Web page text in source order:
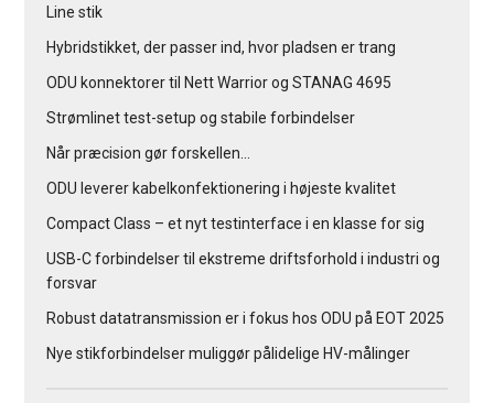
Line stik
Hybridstikket, der passer ind, hvor pladsen er trang
ODU konnektorer til Nett Warrior og STANAG 4695
Strømlinet test-setup og stabile forbindelser
Når præcision gør forskellen…
ODU leverer kabelkonfektionering i højeste kvalitet
Compact Class – et nyt testinterface i en klasse for sig
USB-C forbindelser til ekstreme driftsforhold i industri og
forsvar
Robust datatransmission er i fokus hos ODU på EOT 2025
Nye stikforbindelser muliggør pålidelige HV-målinger